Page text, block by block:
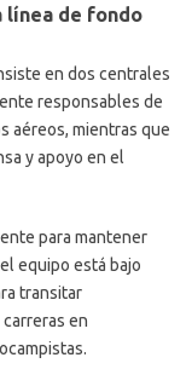
línea de fondo
en dos centrales
responsables de
aéreos, mientras que
y apoyo en el
para mantener
equipo está bajo
transitar
en